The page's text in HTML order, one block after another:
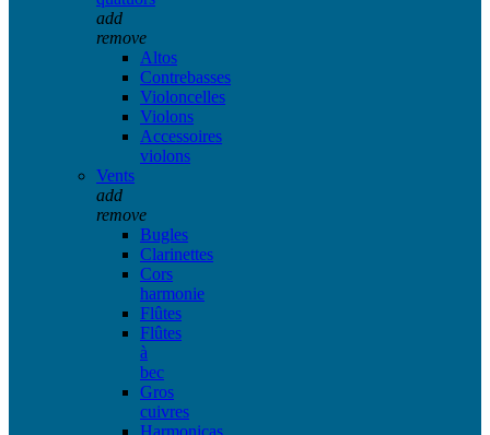
add
remove
Altos
Contrebasses
Violoncelles
Violons
Accessoires
violons
Vents
add
remove
Bugles
Clarinettes
Cors
harmonie
Flûtes
Flûtes
à
bec
Gros
cuivres
Harmonicas